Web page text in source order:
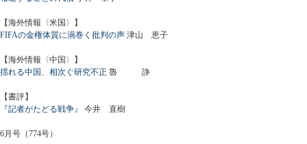
【海外情報〈米国〉】
FIFAの金権体質に渦巻く批判の声 津山 恵子
【海外情報〈中国〉】
揺れる中国、相次ぐ研究不正 魯 諍
【書評】
『記者がたどる戦争』
今井 直樹
6月号（774号）